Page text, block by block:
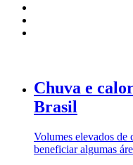
Chuva e
Brasil
Volumes elevados de
beneficiar algumas